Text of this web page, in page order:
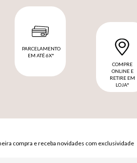
PARCELAMENTO
EM ATÉ 6X*
COMPRE
ONLINE E
RETIRE EM
LOJA*
compra e receba novidades com exclusividade